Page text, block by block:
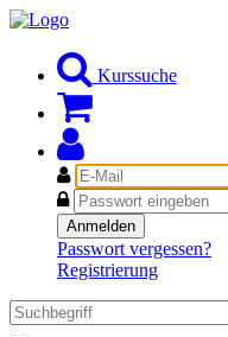
Kurssuche
E-
Mail
Passwort
Anmelden
Passwort vergessen?
Registrierung